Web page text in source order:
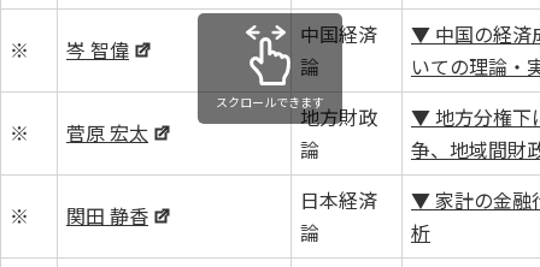
※ 岑 智偉
中国経済
論
▼ 中国の経済
いての理論・
※ 菅原 宏太
地方財政
論
▼ 地方分権下
争、地域間財
※ 関田 静香
日本経済
論
▼ 家計の金融
析
スクロールできます